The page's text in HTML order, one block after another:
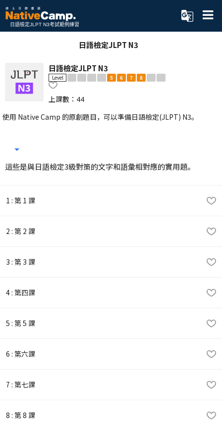
日語檢定JLPT N3考試範例練習
日語檢定JLPT N3
日語檢定JLPT N3
Level 5 6 7 8
上課數： 44
使用 Native Camp 的原創題目，可以準備日語檢定(JLPT) N3。
這些是與日語檢定3級對策的文字和語彙相對應的實用題。
1 : 第 1 課
2 : 第 2 課
3 : 第 3 課
4 : 第四課
5 : 第 5 課
6 : 第六課
7 : 第七課
8 : 第 8 課